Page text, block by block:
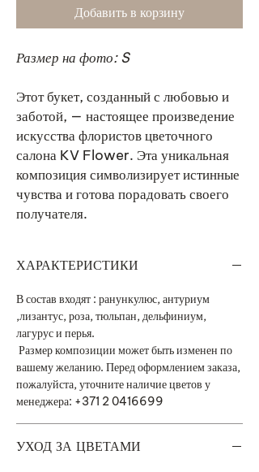
Добавить в корзину
Размер на фото: S
Этот букет, созданный с любовью и
заботой, — настоящее произведение
искусства флористов цветочного
салона KV Flower. Эта уникальная
композиция символизирует истинные
чувства и готова порадовать своего
получателя.
ХАРАКТЕРИСТИКИ
В состав входят : ранункулюс, антуриум
,лизантус, роза, тюльпан, дельфиниум,
лагурус и перья.
Размер композиции может быть изменен по
вашему желанию. Перед оформлением заказа,
пожалуйста, уточните наличие цветов у
менеджера: +371 2 0416699
УХОД ЗА ЦВЕТАМИ